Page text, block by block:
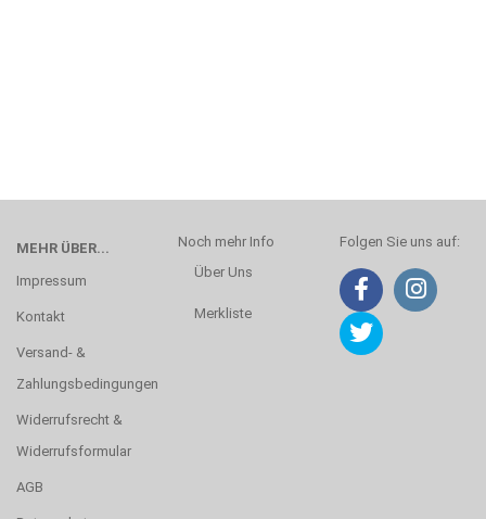
MEHR ÜBER...
Impressum
Kontakt
Versand- &
Zahlungsbedingungen
Widerrufsrecht &
Widerrufsformular
AGB
Noch mehr Info
Über Uns
Merkliste
Folgen Sie uns auf: